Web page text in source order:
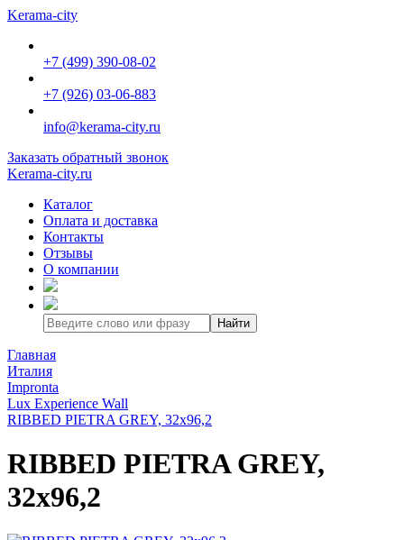
Kerama-city
+7 (499) 390-08-02
+7 (926) 03-06-883
info@kerama-city.ru
Заказать обратный звонок
Kerama-city.ru
Каталог
Оплата и доставка
Контакты
Отзывы
О компании
Найти
Главная
Италия
Impronta
Lux Experience Wall
RIBBED PIETRA GREY, 32x96,2
RIBBED PIETRA GREY,
32x96,2